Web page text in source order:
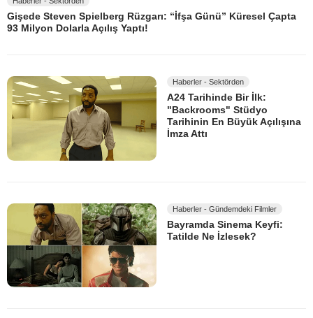
Gişede Steven Spielberg Rüzgarı: “İfşa Günü” Küresel Çapta
93 Milyon Dolarla Açılış Yaptı!
Haberler - Sektörden
A24 Tarihinde Bir İlk:
"Backrooms" Stüdyo
Tarihinin En Büyük Açılışına
İmza Attı
Haberler - Gündemdeki Filmler
Bayramda Sinema Keyfi:
Tatilde Ne İzlesek?